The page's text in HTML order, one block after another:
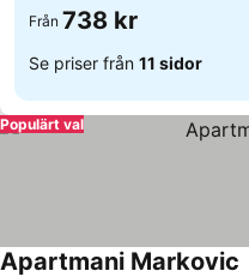
Från 738 kr
Se priser från 11 sidor
Populärt val
Apartmani Markovic